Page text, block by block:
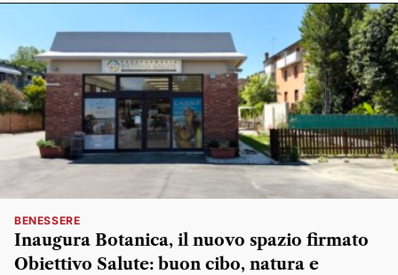
BENESSERE
Inaugura Botanica, il nuovo spazio firmato
Obiettivo Salute: buon cibo, natura e